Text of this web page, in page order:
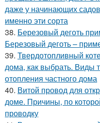
даже у начинающих
именно эти сорта
38. Березовый деготь
Березовый деготь –
39. Твердотопливный
дома, как выбрать. Виды
отопления частного дома
40. Витой провод для
доме. Причины, по
проводку